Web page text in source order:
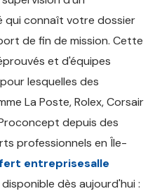
qui connaît votre dossier
de fin de mission. Cette
et d'équipes
lesquelles des
La Poste, Rolex, Corsair
depuis des
professionnels en Île-
entreprisesalle
dès aujourd'hui :